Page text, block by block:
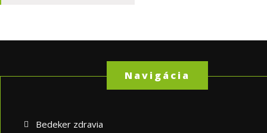
Navigácia
Bedeker zdravia